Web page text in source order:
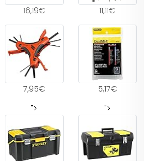
16,19€ 11,11€
7,95€ 5,17€
"> ">